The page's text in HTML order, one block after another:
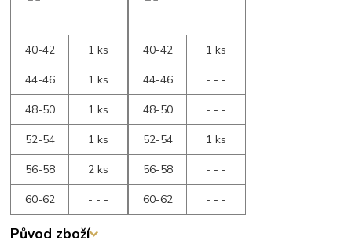
40-42
1 ks
44-46
1 ks
48-50
1 ks
52-54
1 ks
56-58
2 ks
60-62
- - -
40-42
1 ks
44-46
- - -
48-50
- - -
52-54
1 ks
56-58
- - -
60-62
- - -
Původ zboží